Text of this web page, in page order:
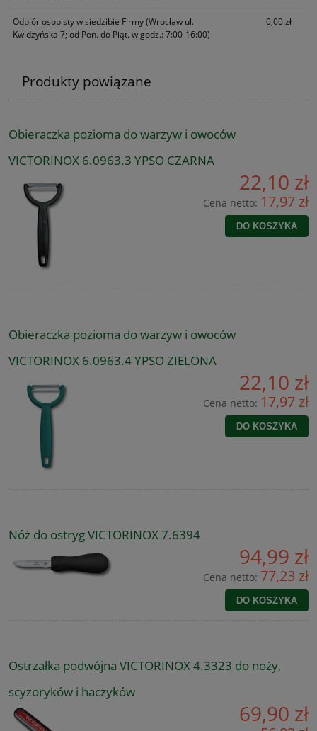
Odbiór osobisty w siedzibie Firmy(Wrocław ul.
Kwidzyńska 7; od Pon. do Piąt. w godz.: 7:00-16:00)
0,00 zł
Produkty powiązane
Obieraczka pozioma do warzyw i owoców
VICTORINOX 6.0963.3 YPSO CZARNA
22,10 zł
Cena netto: 17,97 zł
DO KOSZYKA
Obieraczka pozioma do warzyw i owoców
VICTORINOX 6.0963.4 YPSO ZIELONA
22,10 zł
Cena netto: 17,97 zł
DO KOSZYKA
Nóż do ostryg VICTORINOX 7.6394
94,99 zł
Cena netto: 77,23 zł
DO KOSZYKA
Ostrzałka podwójna VICTORINOX 4.3323 do noży,
scyzoryków i haczyków
69,90 zł